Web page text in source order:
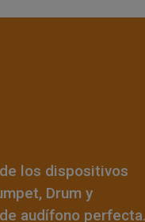
los dispositivos
Drum y
audífono perfecta.